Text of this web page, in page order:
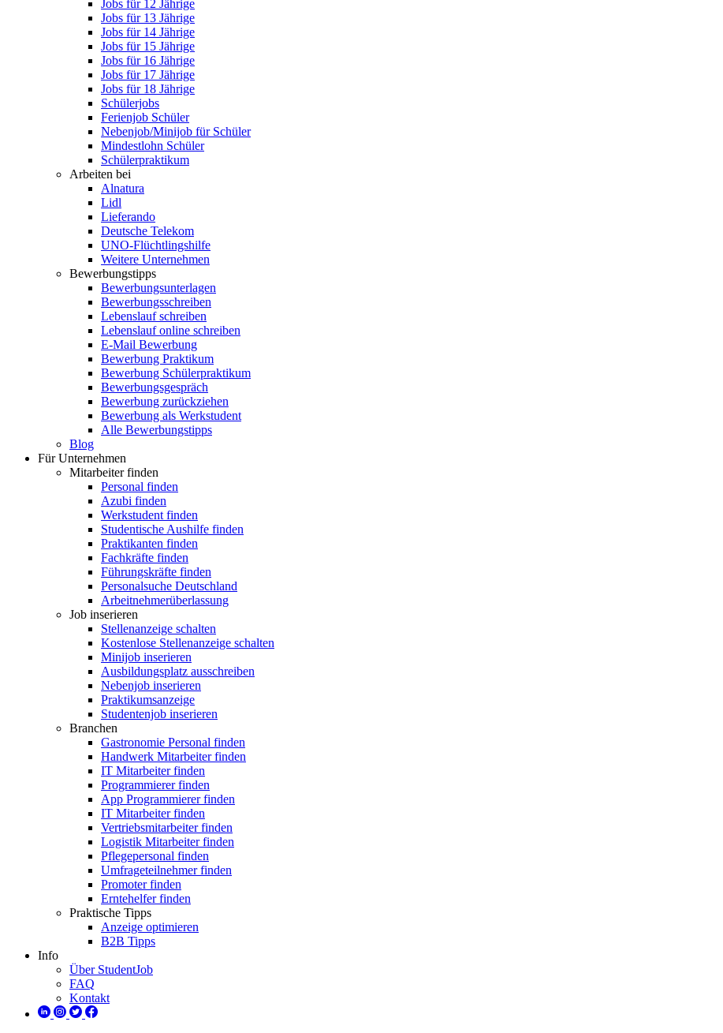
Jobs für 12 Jährige
Jobs für 13 Jährige
Jobs für 14 Jährige
Jobs für 15 Jährige
Jobs für 16 Jährige
Jobs für 17 Jährige
Jobs für 18 Jährige
Schülerjobs
Ferienjob Schüler
Nebenjob/Minijob für Schüler
Mindestlohn Schüler
Schülerpraktikum
Arbeiten bei
Alnatura
Lidl
Lieferando
Deutsche Telekom
UNO-Flüchtlingshilfe
Weitere Unternehmen
Bewerbungstipps
Bewerbungsunterlagen
Bewerbungsschreiben
Lebenslauf schreiben
Lebenslauf online schreiben
E-Mail Bewerbung
Bewerbung Praktikum
Bewerbung Schülerpraktikum
Bewerbungsgespräch
Bewerbung zurückziehen
Bewerbung als Werkstudent
Alle Bewerbungstipps
Blog
Für Unternehmen
Mitarbeiter finden
Personal finden
Azubi finden
Werkstudent finden
Studentische Aushilfe finden
Praktikanten finden
Fachkräfte finden
Führungskräfte finden
Personalsuche Deutschland
Arbeitnehmerüberlassung
Job inserieren
Stellenanzeige schalten
Kostenlose Stellenanzeige schalten
Minijob inserieren
Ausbildungsplatz ausschreiben
Nebenjob inserieren
Praktikumsanzeige
Studentenjob inserieren
Branchen
Gastronomie Personal finden
Handwerk Mitarbeiter finden
IT Mitarbeiter finden
Programmierer finden
App Programmierer finden
IT Mitarbeiter finden
Vertriebsmitarbeiter finden
Logistik Mitarbeiter finden
Pflegepersonal finden
Umfrageteilnehmer finden
Promoter finden
Erntehelfer finden
Praktische Tipps
Anzeige optimieren
B2B Tipps
Info
Über StudentJob
FAQ
Kontakt